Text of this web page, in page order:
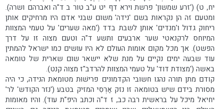
יח, ט) ('זרע שמשון' פרשת וירא דף יט ע"ב טור ב ד"ה ואברהם ושרה).
ומטעם זה הן נקראות בשם 'נידה' משום שבני אדם היו מרחיקים אותן
ריחוק גדול ו'מנדים' אותן לשבת בדד ('מאה שערים' על טעמי המצוות
המיוחס לרקנאטי שער ארבעים ותשע ד"ה וטעם מצוה זו על דרך
הפשט). אך מכל מקום אומות העולם לא היו עושים כמו ישראל להמתין
עוד שבעה ימים נקיים על מנת שלא יישאר שום שארית של טומאה
באשה ('מצודת דוד' על טעמי המצוות להרדב"ז מצוה קנט).
קודם מתן תורה נהגו חשובי הקדמונים פרישׁוּת מטומאת הנידה, כי היה
מסורת בידם שיש בטומאה זו נזק אַרְסִי המזיק בטבע ('נזר הקודש' לר'
יחיאל מיכל על בראשית רבה כב, ז ד"ה וכתב היפ"ת עוד). והיו מאומות